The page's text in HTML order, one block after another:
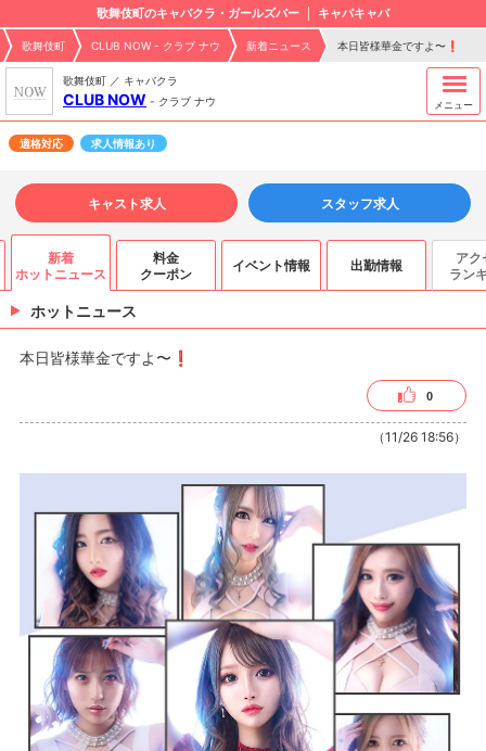
歌舞伎町のキャバクラ・ガールズバー キャバキャバ
歌舞伎町 CLUB NOW - クラブ ナウ 新着ニュース 本日皆様華金ですよ〜❗️
歌舞伎町 ／ キャバクラ
CLUB NOW - クラブ ナウ メニュー
適格対応 求人情報あり
キャスト求人 スタッフ求人
新着
ホットニュース
料金
クーポン
イベント情報 出勤情報
アク
ラン
ホットニュース
本日皆様華金ですよ〜❗️
0
（11/26 18:56）